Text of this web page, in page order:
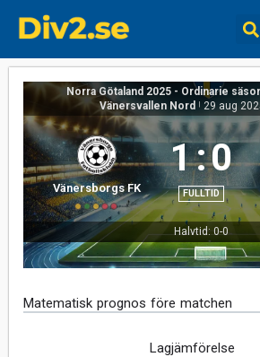
Norra Götaland 2025 - Ordinarie
Vänersvallen Nord
| 29 aug
Vänersborgs FK
1:0
FULLTID
Halvtid: 0-0
Matematisk prognos före matchen
Lagjämförelse